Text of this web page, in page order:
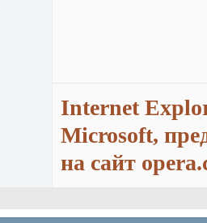
Internet
Microsoft,
на сайт